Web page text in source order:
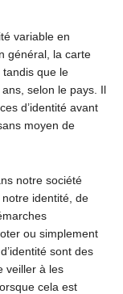
variable en
général, la carte
tandis que le
selon le pays. Il
d’identité avant
moyen de
notre société
identité, de
ou simplement
sont des
veiller à les
cela est